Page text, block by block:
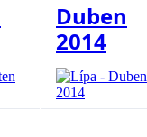
Duben
2014